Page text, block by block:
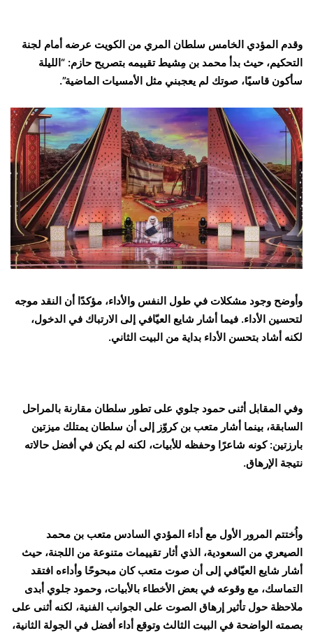
وقدم المؤدي الخامس سلطان المري من الكويت عرضه أمام لجنة
التحكيم، حيث بدأ محمد بن مِشيط تقييمه بتصريح حازم: “الليلة
سأكون قاسيًا، صوتك لم يعجبني مثل الأمسيات الماضية”.
وأوضح وجود مشكلات في طول النفس والأداء، مؤكدًا أن النقد موجه
لتحسين الأداء. فيما أشار شايع العيّافي إلى الارتباك في الدخول،
لكنه أشاد بتحسن الأداء بداية من البيت الثاني.
وفي المقابل أثنى حمود جلوي على تطور سلطان مقارنة بالمراحل
السابقة، بينما أشار متعب بن كروّز إلى أن سلطان يمتلك ميزتين
بارزتين: كونه شاعرًا وحفظه للأبيات، لكنه لم يكن في أفضل حالاته
نتيجة الإرهاق.
واُختتم المرور الأول مع أداء المؤدي السادس متعب بن محمد
الصيعري من السعودية، الذي أثار تقييمات متنوعة من اللجنة، حيث
أشار شايع العيّافي إلى أن صوت متعب كان مبحوحًا وأداءه افتقد
التماسك، مع وقوعه في بعض الأخطاء بالأبيات، وحمود جلوي أبدى
ملاحظة حول تأثير إرهاق الصوت على الجوانب الفنية، لكنه أثنى على
بصمته الواضحة في البيت الثالث وتوقع أداء أفضل في الجولة الثانية،